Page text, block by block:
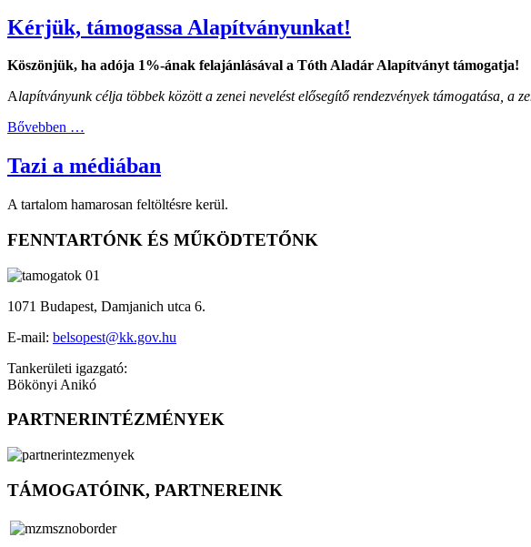
Kérjük, támogassa Alapítványunkat!
Köszönjük, ha adója 1%-ának felajánlásával a Tóth Aladár Alapítványt támogatja!
Alapítványunk célja többek között a zenei nevelést elősegítő rendezvények támogatása,
Bővebben …
Tazi a médiában
A tartalom hamarosan feltöltésre kerül.
FENNTARTÓNK ÉS MŰKÖDTETŐNK
1071 Budapest, Damjanich utca 6.
E-mail: belsopest@kk.gov.hu
Tankerületi igazgató:
Bökönyi Anikó
PARTNERINTÉZMÉNYEK
TÁMOGATÓINK, PARTNEREINK